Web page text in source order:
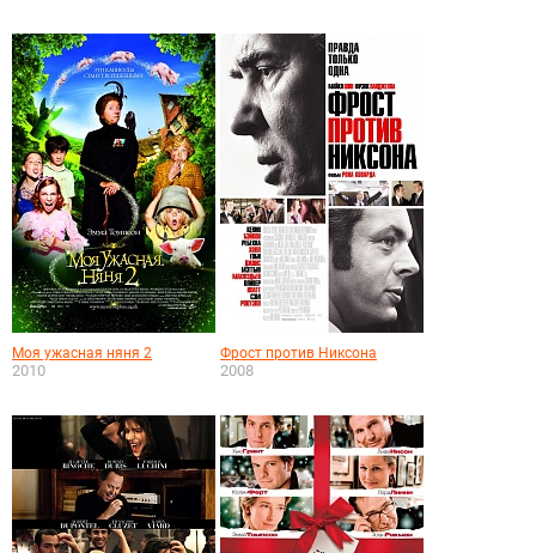
Моя ужасная няня 2
2010
Фрост против Никсона
2008